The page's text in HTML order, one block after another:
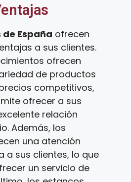
España ofrecen
a sus clientes.
ofrecen
de productos
competitivos,
ofrecer a sus
relación
Además, los
una atención
a sus clientes, lo que
un servicio de